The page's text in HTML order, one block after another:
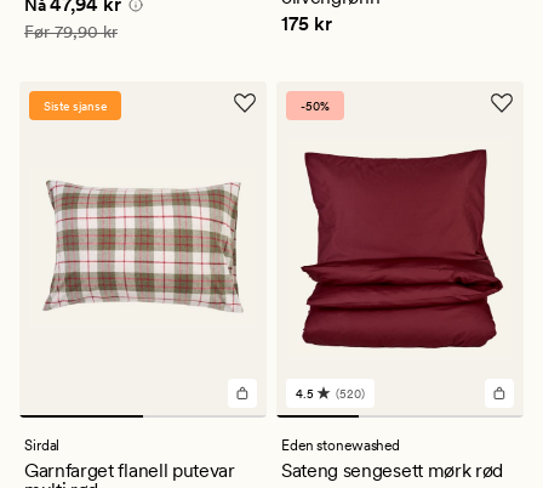
Nå
Vanlig pris 79,90 kr
Før79,90 kr
Pris 175 kr
175 kr
Siste sjanse
Sirdal
Garnfarget flanell putevar
-50%
520
anmeldelser
med
en
gjennomsnittlig
4.5 (520)
Eden stonewashed
Sateng sengesett mørk rød